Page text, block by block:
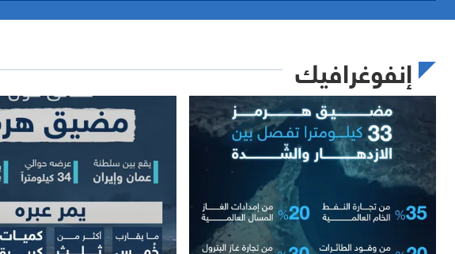
إنفوغرافيك